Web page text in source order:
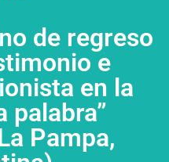
de regreso
e
en la
palabra”
Pampa,